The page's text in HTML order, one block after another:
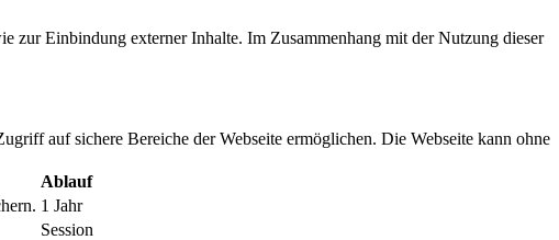
zur Einbindung externer Inhalte. Im Zusammenhang mit der Nutzung dieser
auf sichere Bereiche der Webseite ermöglichen. Die Webseite kann ohne
Ablauf
1 Jahr
Session